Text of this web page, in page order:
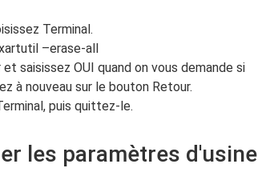
Terminal.
–erase-all
saisissez OUI quand on vous demande si
à nouveau sur le bouton Retour.
puis quittez-le.
les paramètres d'usine